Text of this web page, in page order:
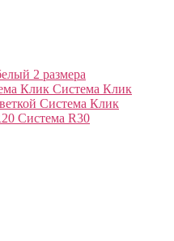
2 размера
Клик Система Клик
Система Клик
Система R30